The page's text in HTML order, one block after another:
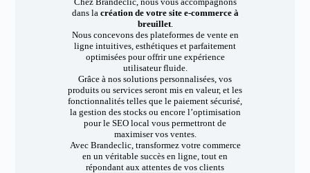
dans la création de votre site e-commerce à
breuillet.
Nous concevons des plateformes de vente en
ligne intuitives, esthétiques et parfaitement
optimisées pour offrir une expérience
utilisateur fluide.
Grâce à nos solutions personnalisées, vos
produits ou services seront mis en valeur, et les
fonctionnalités telles que le paiement sécurisé,
la gestion des stocks ou encore l’optimisation
pour le SEO local vous permettront de
maximiser vos ventes.
Avec Brandeclic, transformez votre commerce
en un véritable succès en ligne, tout en
répondant aux attentes de vos clients